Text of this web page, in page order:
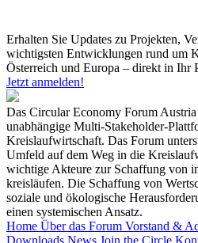
Erhalten Sie Updates zu Projekten,
wichtigsten Entwicklungen rund um
Österreich und Europa – direkt in Ihr
Jetzt anmelden!
Das Circular Economy Forum
unabhängige Multi-Stakeholder-
Kreislaufwirtschaft. Das Forum
Umfeld auf dem Weg in die
wichtige Akteure zur Schaffung von
kreisläufen. Die Schaffung von
soziale und ökologische
einen systemischen Ansatz.
Home Über das Forum Vorstand &
Downloads News Join the Circle